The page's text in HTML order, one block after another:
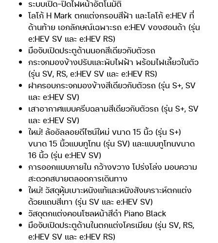
ระบบเปิด-ปิดไฟหน้าอัตโนมัติ
โลโก้ H Mark ตกแต่งกรอบสีฟ้า และโลโก้ e:HEV ที่
ด้านท้าย เอกลักษณ์เฉพาะรถ e:HEV ของฮอนด้า (รุ่น
e:HEV SV และ e:HEV RS)
มือจับเปิดประตูด้านนอกสีเดียวกับตัวรถ
กระจกมองข้างปรับและพับไฟฟ้า พร้อมไฟเลี้ยวในตัว
(รุ่น SV, RS, e:HEV SV และ e:HEV RS)
ฝาครอบกระจกมองข้างสีเดียวกับตัวรถ (รุ่น S+, SV
และ e:HEV SV)
เสาอากาศแบบครีบฉลามสีเดียวกับตัวรถ (รุ่น S+, SV
และ e:HEV SV)
ใหม่! ล้ออัลลอยดีไซน์ใหม่ ขนาด 15 นิ้ว (รุ่น S+)
ขนาด 15 นิ้วแบบทูโทน (รุ่น SV) และแบบทูโทนขนาด
16 นิ้ว (รุ่น e:HEV SV)
การออกแบบภายใน กว้างขวาง โปร่งโล่ง มอบความ
สะดวกสบายตลอดการเดินทาง
ใหม่! วัสดุหุ้มเบาะหนังแท้และหนังสังเคราะห์ตกแต่ง
ด้วยแถบสีเทา (รุ่น SV และ e:HEV SV)
วัสดุตกแต่งคอนโซลหน้าสีดำ Piano Black
มือจับเปิดประตูด้านในตกแต่งโครเมียม (รุ่น SV, RS,
e:HEV SV และ e:HEV RS)